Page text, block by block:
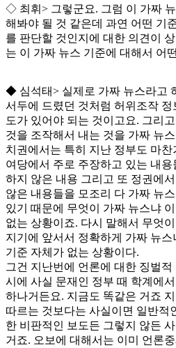
◇ 최휘 > 그렇군요. 그럼 이 가짜
해봐야 될 것 같은데 과연 어떤 기
를 판단할 것인지에 대한 의견이
는 이 가짜 뉴스 기준에 대해서 어
◆ 심석태> 실제로 가짜 뉴스라고
서두에 드렸던 것처럼 허위조작 정
도가 있어야 되는 것이고요. 그리
것을 조작해서 내는 것을 가짜 뉴
치권에서는 특히 지난 정부도 마
여당에서 주로 주장하고 있는 내
하지 않은 내용 그리고 또 정권에
않은 내용들을 모조리 다 가짜 뉴
있기 때문에 무엇이 가짜 뉴스냐
없는 상황이죠. 다시 말해서 무엇
지기에 앞서서 정확하게 가짜 뉴
기준 자체가 없는 상황이다.
그건 지난번에 언론에 대한 징벌
시에 사실 문재인 정부 때 학계에
하나거든요. 지금도 똑같은 거죠
따르는 것보다는 사실이면 일반적
한 비판적인 보도든 그렇지 않든
거죠. 오보에 대해서는 이미 언론